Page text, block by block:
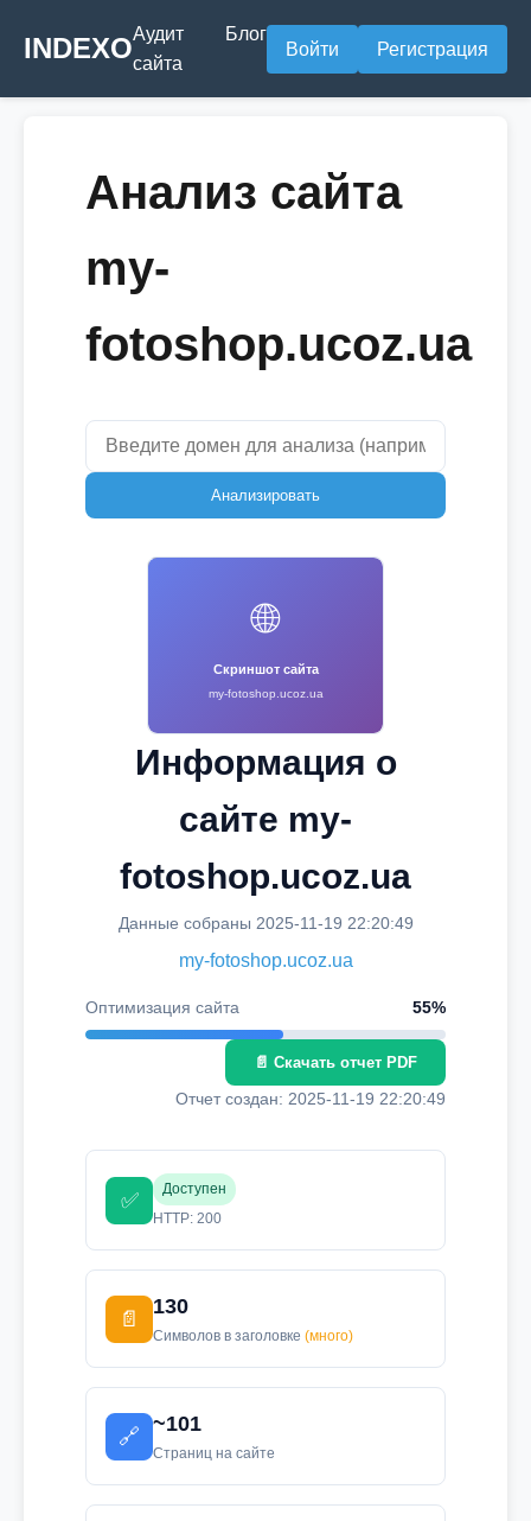
INDEXOАудит
сайта
Блог
Войти Регистрация
Анализ сайта
my-
fotoshop.ucoz.ua
Анализировать
🌐
Скриншот сайта
my-fotoshop.ucoz.ua
Информация о
сайте my-
fotoshop.ucoz.ua
Данные собраны 2025-11-19 22:20:49
my-fotoshop.ucoz.ua
Оптимизация сайта 55%
📄 Скачать отчет PDF
Отчет создан: 2025-11-19 22:20:49
✅
Доступен
HTTP: 200
📄
130
Символов в заголовке (много)
🔗
~101
Страниц на сайте